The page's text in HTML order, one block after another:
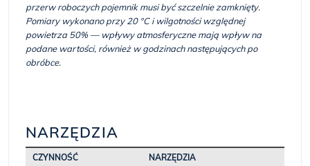
przerw roboczych pojemnik musi być szczelnie zamknięty.
Pomiary wykonano przy 20 °C i wilgotności względnej
powietrza 50% — wpływy atmosferyczne mają wpływ na
podane wartości, również w godzinach następujących po
obróbce.
NARZĘDZIA
CZYNNOŚĆ NARZĘDZIA